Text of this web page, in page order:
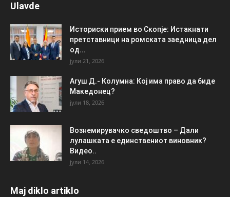
Ulavde
Историски прием во Скопје: Истакнати
претставници на ромската заедница дел
од...
јули 21, 2026
Агуш Д.- Колумна: Кој има право да биде
Македонец?
јули 18, 2026
Вознемирувачко сведоштво – Дали
лулашката е единствениот виновник?
Видео..
јули 14, 2026
Maj diklo artiklo